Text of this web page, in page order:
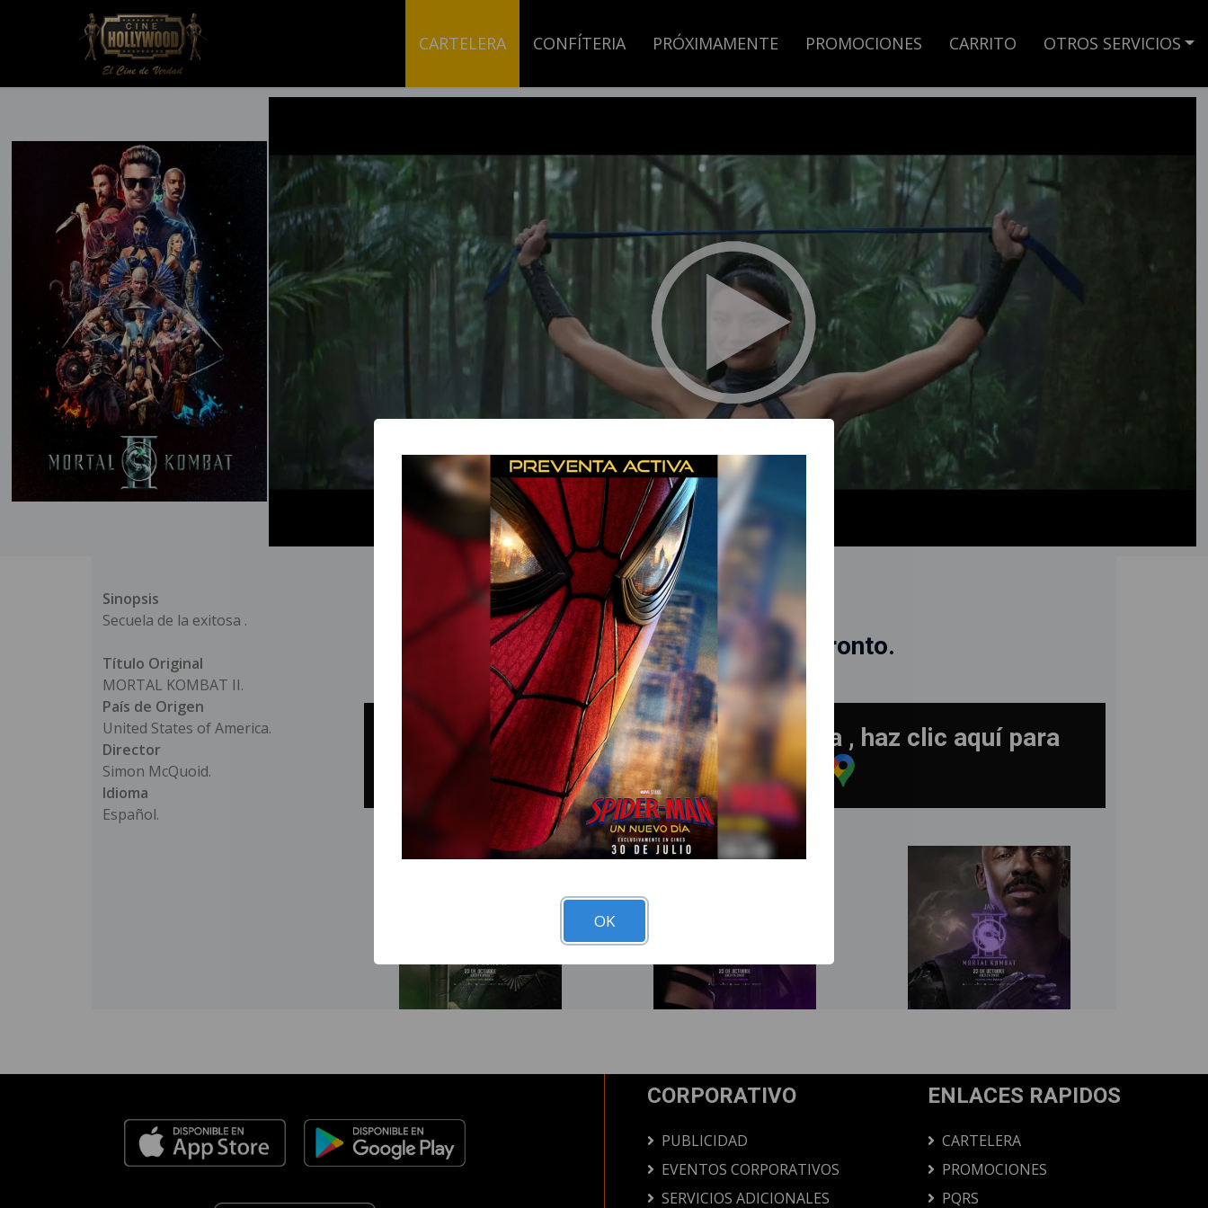
CARTELERA CONFÍTERIA PRÓXIMAMENTE PROMOCIONES CARRITO OTROS SERVICIOS
APTA PARA MAYORES DE 7 AñOS FORMATO 2D
Sinopsis
Secuela de la exitosa .
Título Original
MORTAL KOMBAT II.
País de Origen
United States of America.
Director
Simon McQuoid.
Idioma
Español.
Espera esta película pronto.
Estas viendo funciones y precios para , haz clic aquí para
cambiar de ciudad
CORPORATIVO
PUBLICIDAD
EVENTOS CORPORATIVOS
SERVICIOS ADICIONALES
ENLACES RAPIDOS
CARTELERA
PROMOCIONES
PQRS
OK